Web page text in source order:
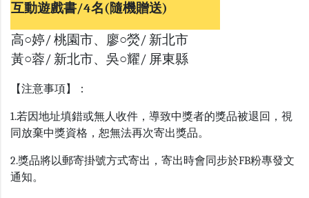
互動遊戲書/4名(隨機贈送)
高○婷/ 桃園市、廖○熒/ 新北市
黃○蓉/ 新北市、吳○耀/ 屏東縣
【注意事項】：
1.若因地址填錯或無人收件，導致中獎者的獎品被退回，視
同放棄中獎資格，恕無法再次寄出獎品。
2.獎品將以郵寄掛號方式寄出，寄出時會同步於FB粉專發文
通知。